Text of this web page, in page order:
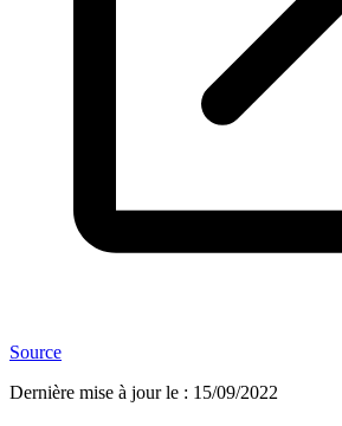
Source
Dernière mise à jour le : 15/09/2022